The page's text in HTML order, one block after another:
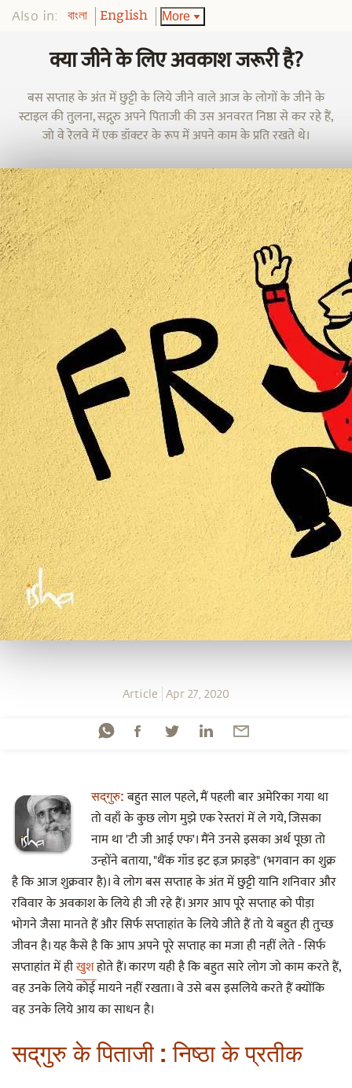
Also in: বাংলা English More
क्या जीने के लिए अवकाश जरूरी है?
बस सप्ताह के अंत में छुट्टी के लिये जीने वाले आज के लोगों के जीने के
स्टाइल की तुलना, सद्गुरु अपने पिताजी की उस अनवरत निष्ठा से कर रहे हैं,
जो वे रेलवे में एक डॉक्टर के रूप में अपने काम के प्रति रखते थे।
Article Apr 27, 2020
सद्‌गुरु: बहुत साल पहले, मैं पहली बार अमेरिका गया था
तो वहाँ के कुछ लोग मुझे एक रेस्तरां में ले गये, जिसका
नाम था 'टी जी आई एफ'। मैंने उनसे इसका अर्थ पूछा तो
उन्होंने बताया, "थैंक गॉड इट इज़ फ्राइडे" (भगवान का शुक्र
है कि आज शुक्रवार है)। वे लोग बस सप्ताह के अंत में छुट्टी यानि शनिवार और
रविवार के अवकाश के लिये ही जी रहे हैं। अगर आप पूरे सप्ताह को पीड़ा
भोगने जैसा मानते हैं और सिर्फ सप्ताहांत के लिये जीते हैं तो ये बहुत ही तुच्छ
जीवन है। यह कैसे है कि आप अपने पूरे सप्ताह का मजा ही नहीं लेते - सिर्फ
सप्ताहांत में हीखुशहोते हैं। कारण यही है कि बहुत सारे लोग जो काम करते हैं,
वह उनके लिये कोई मायने नहीं रखता। वे उसे बस इसलिये करते हैं क्योंकि
वह उनके लिये आय का साधन है।
सद्‌गुरु के पिताजी : निष्ठा के प्रतीक